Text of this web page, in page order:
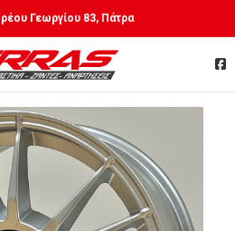
Γεωργίου 83, Πάτρα